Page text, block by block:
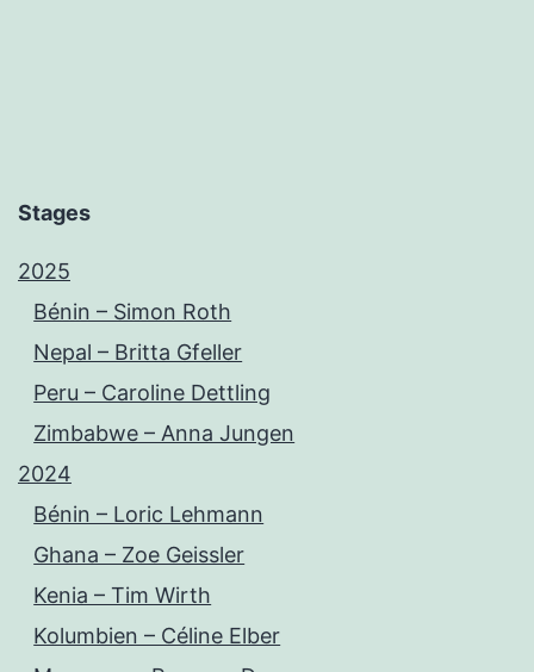
Stages
2025
Bénin – Simon Roth
Nepal – Britta Gfeller
Peru – Caroline Dettling
Zimbabwe – Anna Jungen
2024
Bénin – Loric Lehmann
Ghana – Zoe Geissler
Kenia – Tim Wirth
Kolumbien – Céline Elber